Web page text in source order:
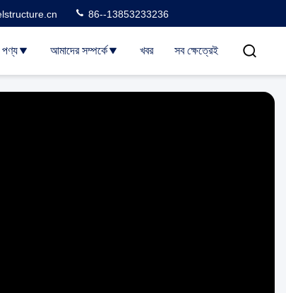
86--13853233236
পণ্য আমাদের সম্পর্কে খবর সব ক্ষেত্রেই